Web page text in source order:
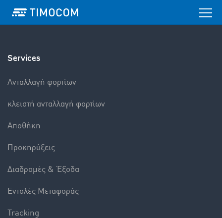
Services
Aνταλλαγή φορτίων
κλειστή ανταλλαγή φορτίων
Αποθήκη
Προκηρύξεις
Διαδρομές & Έξοδα
Εντολές Mεταφοράς
Tracking